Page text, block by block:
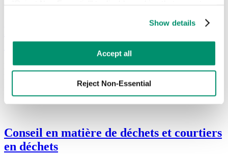
preferences by toggling the different kinds of cookies.
Privacy Policy.
Show details
Accept all
Reject Non-Essential
Pourquoi votre entreprise a-t-elle besoin
d'un consultant en gestion des déchets ?
Les consultants en gestion des déchets apportent leur expertise et
les opérations et réduire les coûts.
Conseil en matière de déchets et courtiers
en déchets